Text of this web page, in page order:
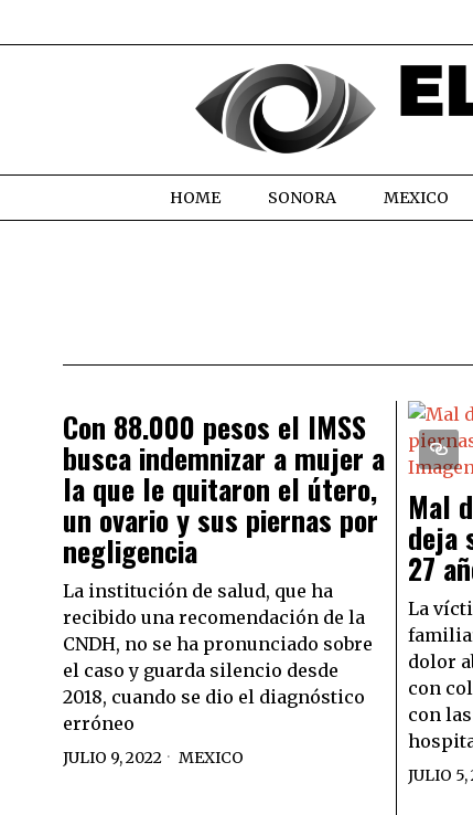
HOME SONORA MEXICO
Con 88.000 pesos el IMSS
busca indemnizar a mujer a
la que le quitaron el útero,
un ovario y sus piernas por
negligencia
La institución de salud, que ha
recibido una recomendación de la
CNDH, no se ha pronunciado sobre
el caso y guarda silencio desde
2018, cuando se dio el diagnóstico
erróneo
JULIO 9, 2022 MEXICO
Mal
deja
27
La
dolor
con
con
JULIO 5,